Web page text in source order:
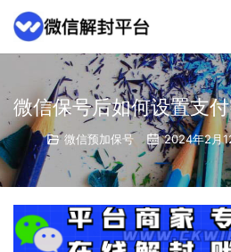
微信保号后如何设置支
微信预加保号 2024年2月